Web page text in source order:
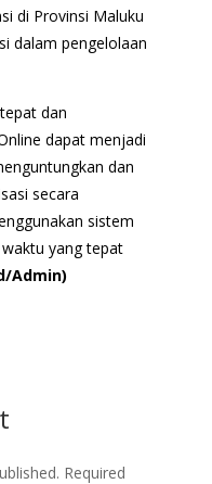
di Provinsi Maluku
dalam pengelolaan
dan
dapat menjadi
dan
secara
sistem
yang tepat
Admin)
Required